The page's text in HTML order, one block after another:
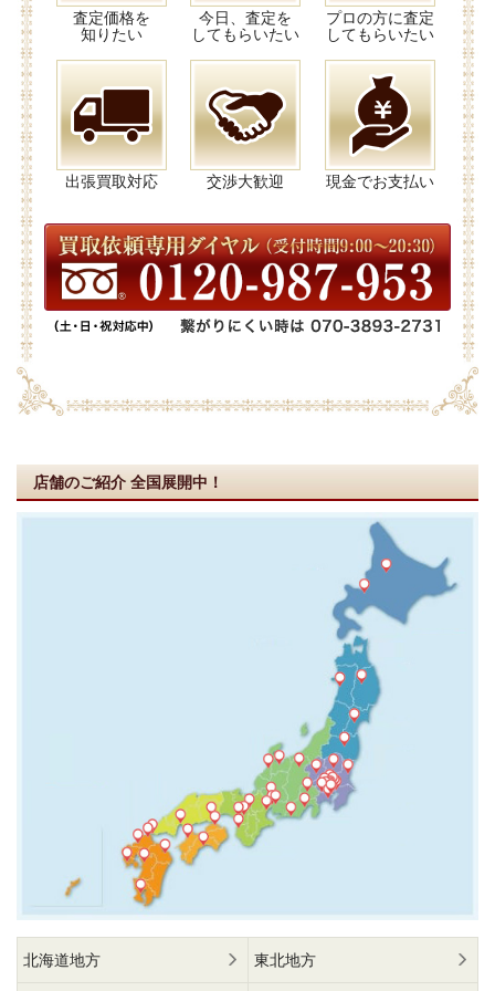
査定価格を
知りたい
今日、査定を
してもらいたい
プロの方に査定
してもらいたい
出張買取対応 交渉大歓迎 現金でお支払い
店舗のご紹介 全国展開中！
北海道地方 東北地方